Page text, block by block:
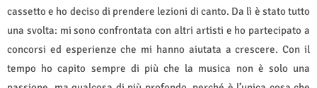
cassetto e ho deciso di prendere lezioni di canto. Da lì è stato tutto
una svolta: mi sono confrontata con altri artisti e ho partecipato a
concorsi ed esperienze che mi hanno aiutata a crescere. Con il
tempo ho capito sempre di più che la musica non è solo una